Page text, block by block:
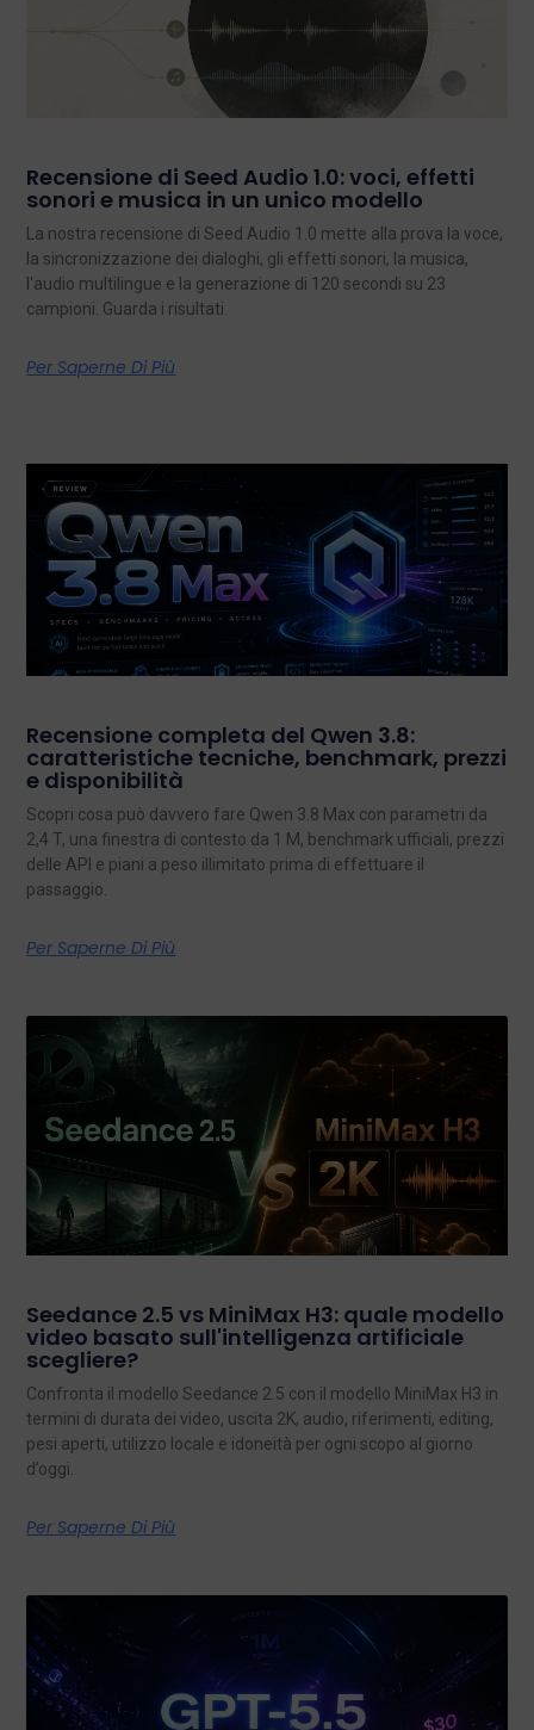
Recensione di Seed Audio 1.0: voci, effetti
sonori e musica in un unico modello
La nostra recensione di Seed Audio 1.0 mette alla prova la voce,
la sincronizzazione dei dialoghi, gli effetti sonori, la musica,
l'audio multilingue e la generazione di 120 secondi su 23
campioni. Guarda i risultati.
Per Saperne Di Più
Recensione completa del Qwen 3.8:
caratteristiche tecniche, benchmark, prezzi
e disponibilità
Scopri cosa può davvero fare Qwen 3.8 Max con parametri da
2,4 T, una finestra di contesto da 1 M, benchmark ufficiali, prezzi
delle API e piani a peso illimitato prima di effettuare il
passaggio.
Per Saperne Di Più
Seedance 2.5 vs MiniMax H3: quale modello
video basato sull'intelligenza artificiale
scegliere?
Confronta il modello Seedance 2.5 con il modello MiniMax H3 in
termini di durata dei video, uscita 2K, audio, riferimenti, editing,
pesi aperti, utilizzo locale e idoneità per ogni scopo al giorno
d’oggi.
Per Saperne Di Più